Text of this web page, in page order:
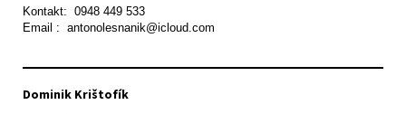
Kontakt:  0948 449 533
Email :  antonolesnanik@icloud.com
Dominik Krištofík